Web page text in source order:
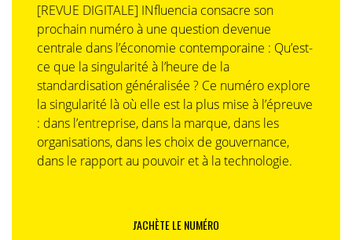
[REVUE DIGITALE] INfluencia consacre son
prochain numéro à une question devenue
centrale dans l’économie contemporaine : Qu’est-
ce que la singularité à l’heure de la
standardisation généralisée ? Ce numéro explore
la singularité là où elle est la plus mise à l’épreuve
: dans l’entreprise, dans la marque, dans les
organisations, dans les choix de gouvernance,
dans le rapport au pouvoir et à la technologie.
J'ACHÈTE LE NUMÉRO